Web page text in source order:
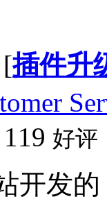
[插件升
119 好评
开发的